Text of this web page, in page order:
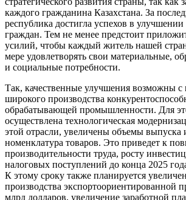
каждого гражданина Казахстана. За
республика достигла успехов в улучшении
граждан. Тем не менее предстоит
усилий, чтобы каждый житель нашей
мере удовлетворять свои материальные,
и социальные потребности.
Так, качественные улучшения возможны
широкого производства
обрабатывающей промышленности. Для
осуществлена технологическая
этой отрасли, увеличены объемы выпуска
номенклатура товаров. Это приведет к
производительности труда, росту
налоговых поступлений до конца 2025
К этому сроку также планируется
производства экспортоориентированной
млрд долларов, увеличение заработной